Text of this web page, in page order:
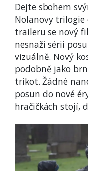
Dejte sbohem
Nolanovy trilogie
traileru se nový
nesnaží sérii
vizuálně. Nový
podobně jako
trikot. Žádné
posun do nové
hračičkách stojí,